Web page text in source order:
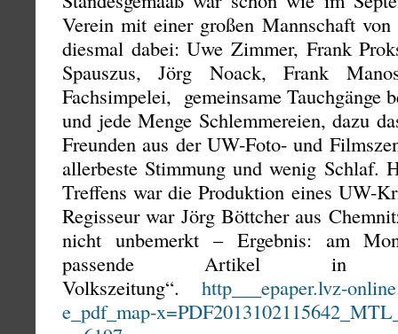
Verein mit einer großen Mannschaft
diesmal dabei: Uwe Zimmer, Frank
Spauszus, Jörg Noack, Frank
Fachsimpelei, gemeinsame Tauchgänge
und jede Menge Schlemmereien, dazu
Freunden aus der UW-Foto- und
allerbeste Stimmung und wenig Schlaf.
Treffens war die Produktion eines UW-
Regisseur war Jörg Böttcher aus
nicht unbemerkt – Ergebnis: am
passende Artikel in
Volkszeitung“. http___epaper.lvz-
e_pdf_map-